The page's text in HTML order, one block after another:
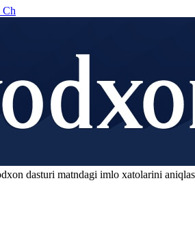
Ch
dasturi matndagi imlo xatolarini